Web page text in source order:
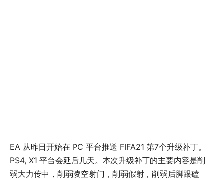
EA 从昨日开始在 PC 平台推送 FIFA21 第7个升级补丁。
PS4, X1 平台会延后几天。本次升级补丁的主要内容是削
弱大力传中，削弱凌空射门，削弱假射，削弱后脚跟磕